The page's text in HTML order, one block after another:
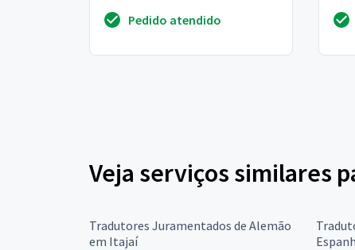
brasil. At...
Pedido atendido
Veja serviços similares
Tradutores Juramentados de Alemão
em Itajaí